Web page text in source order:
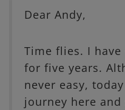
Dear Andy,
Time flies. I
for five years.
never easy,
journey here